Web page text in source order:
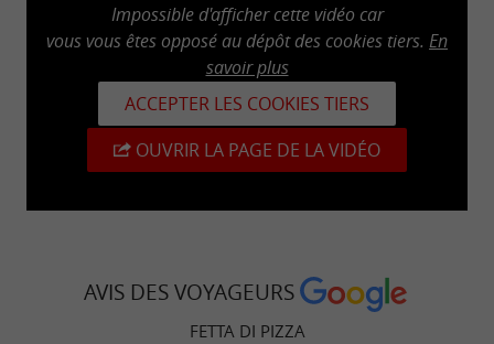
Impossible d'afficher cette vidéo car
vous vous êtes opposé au dépôt des cookies tiers. En
savoir plus
ACCEPTER LES COOKIES TIERS
OUVRIR LA PAGE DE LA VIDÉO
AVIS DES VOYAGEURS
FETTA DI PIZZA